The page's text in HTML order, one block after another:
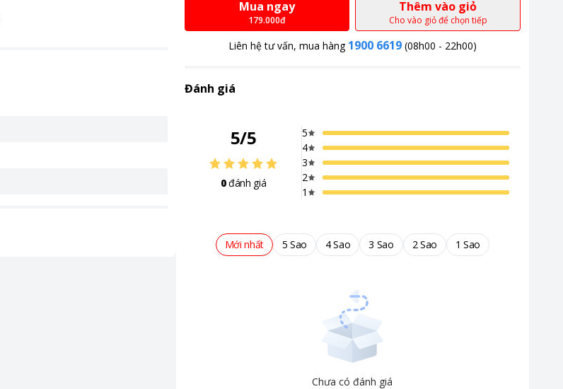
Mua ngay
179.000đ
Thêm vào giỏ
Cho vào giỏ để chọn tiếp
Liên hệ tư vấn, mua hàng 1900 6619 (08h00 - 22h00)
Đánh giá
5/5
0đánh giá
5
4
3
2
1
Mới nhất 5 Sao 4 Sao 3 Sao 2 Sao 1 Sao
Chưa có đánh giá